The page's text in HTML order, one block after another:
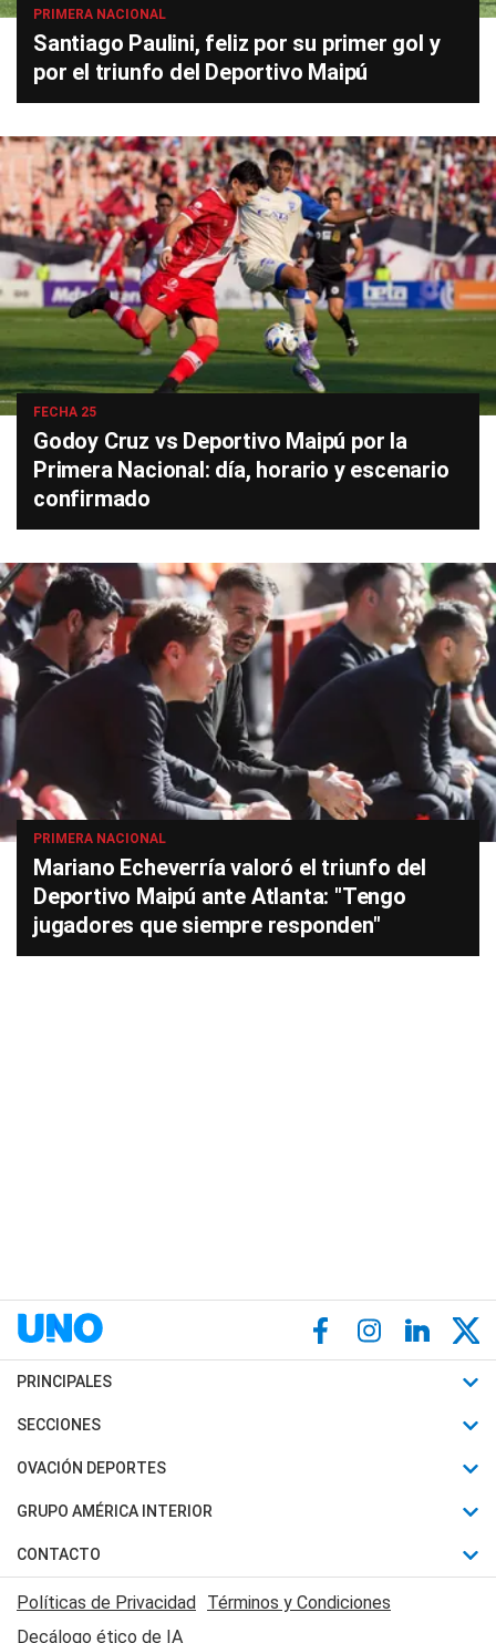
PRIMERA NACIONAL
Santiago Paulini, feliz por su primer gol y
por el triunfo del Deportivo Maipú
FECHA 25
Godoy Cruz vs Deportivo Maipú por la
Primera Nacional: día, horario y escenario
confirmado
PRIMERA NACIONAL
Mariano Echeverría valoró el triunfo del
Deportivo Maipú ante Atlanta: "Tengo
jugadores que siempre responden"
PRINCIPALES
Últimas Noticias
Política
Judiciales
Economia
SECCIONES
Horóscopo
Motores
Trucos caseros
Series y Películas
OVACIÓN DEPORTES
Fútbol
Mundial
Automovilismo
Rugby
GRUPO AMÉRICA INTERIOR
Canal 7 en Vivo
CONTACTO
Acerca de Nosotros
Contactanos
Políticas de Privacidad Términos y Condiciones
Decálogo ético de IA